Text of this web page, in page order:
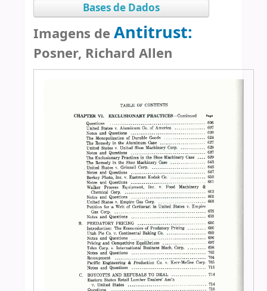
Bases de Dados
Imagens de Antitrust:
Posner, Richard Allen